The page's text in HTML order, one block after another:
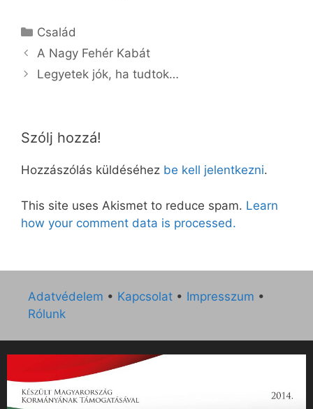
Kategória
Család
A Nagy Fehér Kabát
Legyetek jók, ha tudtok…
Szólj hozzá!
Hozzászólás küldéséhez be kell jelentkezni.
This site uses Akismet to reduce spam. Learn
how your comment data is processed.
Adatvédelem • Kapcsolat • Impresszum •
Rólunk